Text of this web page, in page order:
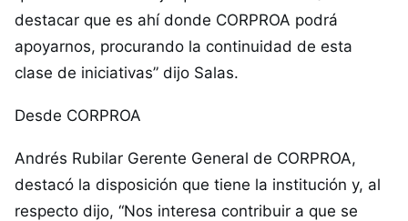
destacar que es ahí donde CORPROA podrá
apoyarnos, procurando la continuidad de esta
clase de iniciativas” dijo Salas.
Desde CORPROA
Andrés Rubilar Gerente General de CORPROA,
destacó la disposición que tiene la institución y, al
respecto dijo, “Nos interesa contribuir a que se